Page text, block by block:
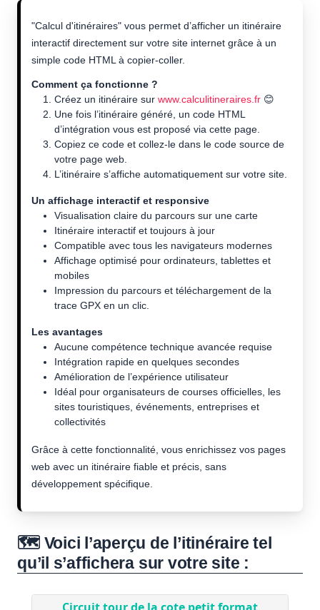
"Calcul d'itinéraires" vous permet d’afficher un itinéraire
interactif directement sur votre site internet grâce à un
simple code HTML à copier-coller.
Comment ça fonctionne ?
Créez un itinéraire sur www.calculitineraires.fr 😊
Une fois l’itinéraire généré, un code HTML
d’intégration vous est proposé via cette page.
Copiez ce code et collez-le dans le code source de
votre page web.
L’itinéraire s’affiche automatiquement sur votre site.
Un affichage interactif et responsive
Visualisation claire du parcours sur une carte
Itinéraire interactif et toujours à jour
Compatible avec tous les navigateurs modernes
Affichage optimisé pour ordinateurs, tablettes et
mobiles
Impression du parcours et téléchargement de la
trace GPX en un clic.
Les avantages
Aucune compétence technique avancée requise
Intégration rapide en quelques secondes
Amélioration de l’expérience utilisateur
Idéal pour organisateurs de courses officielles, les
sites touristiques, événements, entreprises et
collectivités
Grâce à cette fonctionnalité, vous enrichissez vos pages
web avec un itinéraire fiable et précis, sans
développement spécifique.
🗺️ Voici l’aperçu de l’itinéraire tel
qu’il s’affichera sur votre site :